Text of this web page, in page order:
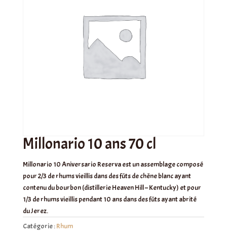
Millonario 10 ans 70 cl
Millonario 10 Aniversario Reserva est un assemblage composé
pour 2/3 de rhums vieillis dans des fûts de chêne blanc ayant
contenu du bourbon (distillerie Heaven Hill – Kentucky) et pour
1/3 de rhums vieillis pendant 10 ans dans des fûts ayant abrité
du Jerez.
Catégorie :Rhum